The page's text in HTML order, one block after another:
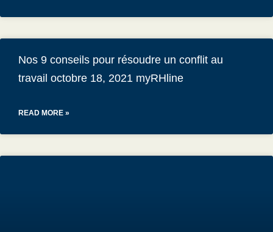
Nos 9 conseils pour résoudre un conflit au
travail octobre 18, 2021 myRHline
READ MORE »